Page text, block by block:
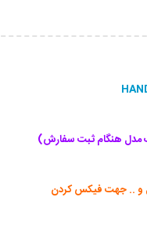
مدل هنگام ثبت سفارش)
و .. جهت فیکس کردن